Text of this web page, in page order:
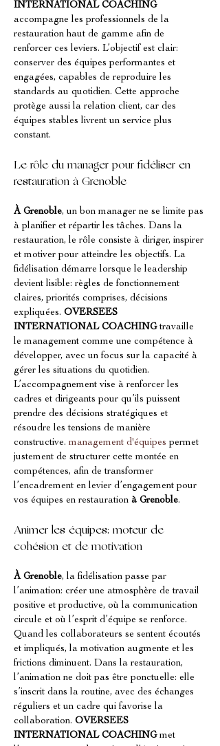
INTERNATIONAL COACHING
accompagne les professionnels de la
restauration haut de gamme afin de
renforcer ces leviers. L’objectif est clair:
conserver des équipes performantes et
engagées, capables de reproduire les
standards au quotidien. Cette approche
protège aussi la relation client, car des
équipes stables livrent un service plus
constant.
Le rôle du manager pour fidéliser en
restauration à Grenoble
À Grenoble, un bon manager ne se limite pas
à planifier et répartir les tâches. Dans la
restauration, le rôle consiste à diriger, inspirer
et motiver pour atteindre les objectifs. La
fidélisation démarre lorsque le leadership
devient lisible: règles de fonctionnement
claires, priorités comprises, décisions
expliquées. OVERSEES
INTERNATIONAL COACHING travaille
le management comme une compétence à
développer, avec un focus sur la capacité à
gérer les situations du quotidien.
L’accompagnement vise à renforcer les
cadres et dirigeants pour qu’ils puissent
prendre des décisions stratégiques et
résoudre les tensions de manière
constructive. management d'équipes permet
justement de structurer cette montée en
compétences, afin de transformer
l’encadrement en levier d’engagement pour
vos équipes en restauration à Grenoble.
Animer les équipes: moteur de
cohésion et de motivation
À Grenoble, la fidélisation passe par
l’animation: créer une atmosphère de travail
positive et productive, où la communication
circule et où l’esprit d’équipe se renforce.
Quand les collaborateurs se sentent écoutés
et impliqués, la motivation augmente et les
frictions diminuent. Dans la restauration,
l’animation ne doit pas être ponctuelle: elle
s’inscrit dans la routine, avec des échanges
réguliers et un cadre qui favorise la
collaboration. OVERSEES
INTERNATIONAL COACHING met